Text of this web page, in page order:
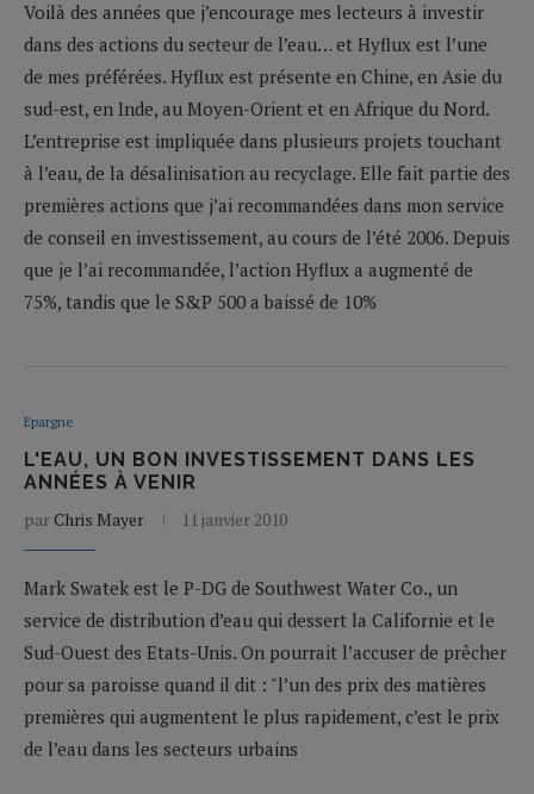
Voilà des années que j’encourage mes lecteurs à investir
dans des actions du secteur de l’eau… et Hyflux est l’une
de mes préférées. Hyflux est présente en Chine, en Asie du
sud-est, en Inde, au Moyen-Orient et en Afrique du Nord.
L’entreprise est impliquée dans plusieurs projets touchant
à l’eau, de la désalinisation au recyclage. Elle fait partie des
premières actions que j’ai recommandées dans mon service
de conseil en investissement, au cours de l’été 2006. Depuis
que je l’ai recommandée, l’action Hyflux a augmenté de
75%, tandis que le S&P 500 a baissé de 10%
Epargne
L'EAU, UN BON INVESTISSEMENT DANS LES
ANNÉES À VENIR
parChris Mayer 11 janvier 2010
Mark Swatek est le P-DG de Southwest Water Co., un
service de distribution d’eau qui dessert la Californie et le
Sud-Ouest des Etats-Unis. On pourrait l’accuser de prêcher
pour sa paroisse quand il dit : "l’un des prix des matières
premières qui augmentent le plus rapidement, c’est le prix
de l’eau dans les secteurs urbains